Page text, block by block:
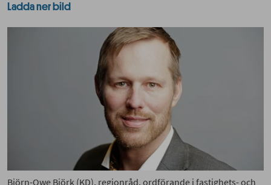
Ladda ner bild
Björn-Owe Björk (KD), regionråd, ordförande i fastighets- och